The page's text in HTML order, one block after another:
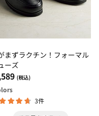
まずラクチン！フォーマル
ーズ
(税込)
3件